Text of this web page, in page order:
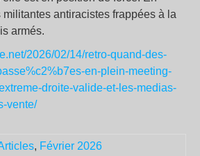
militantes antiracistes frappées à la
armés.
2026/02/14/retro-quand-des-
en-plein-meeting-
droite-valide-et-les-medias-
vente/
, Février 2026